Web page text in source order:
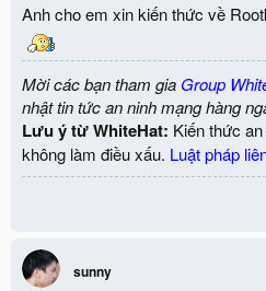
Anh cho em xin kiến thức về
Mời các bạn tham gia Group
nhật tin tức an ninh mạng hàng
Lưu ý từ WhiteHat: Kiến thức
không làm điều xấu. Luật pháp
sunny